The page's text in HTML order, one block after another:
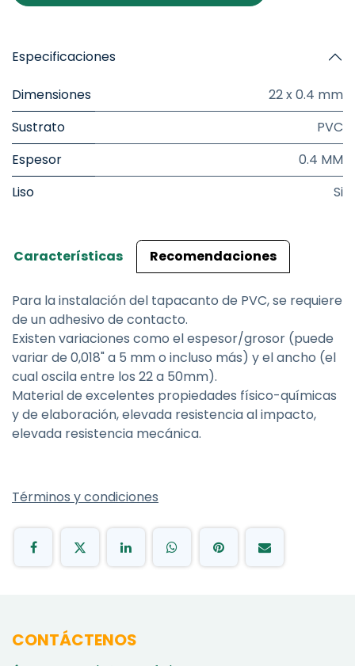
Especificaciones
Dimensiones
22 x 0.4 mm
Sustrato
PVC
Espesor
0.4 MM
Liso
Si
Características Recomendaciones
Para la instalación del tapacanto de PVC, se requiere
de un adhesivo de contacto.
Existen variaciones como el espesor/grosor (puede
variar de 0,018" a 5 mm o incluso más) y el ancho (el
cual oscila entre los 22 a 50mm).
Material de excelentes propiedades físico-químicas
y de elaboración, elevada resistencia al impacto,
elevada resistencia mecánica.
Términos y condiciones
CONTÁCTENOS